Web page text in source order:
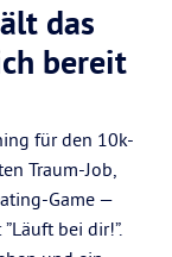
das
bereit
für den 10k-
Traum-Job,
Game —
bei dir!”.